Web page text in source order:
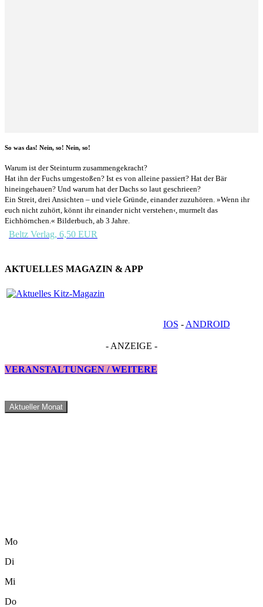
So was das! Nein, so! Nein, so!
Warum ist der Steinturm zusammengekracht?
Hat ihn der Fuchs umgestoßen? Ist es von alleine passiert? Hat der Bär
hineingehauen? Und warum hat der Dachs so laut geschrieen?
Ein Streit, drei Ansichten – und viele Gründe, einander zuzuhören. »Wenn ihr
euch nicht zuhört, könnt ihr einander nicht verstehen‹, murmelt das
Eichhörnchen.« Bilderbuch, ab 3 Jahre.
Beltz Verlag, 6,50 EUR
AKTUELLES MAGAZIN & APP
IOS -ANDROID
- ANZEIGE -
VERANSTALTUNGEN / WEITERE
Aktueller Monat
Mo
Di
Mi
Do